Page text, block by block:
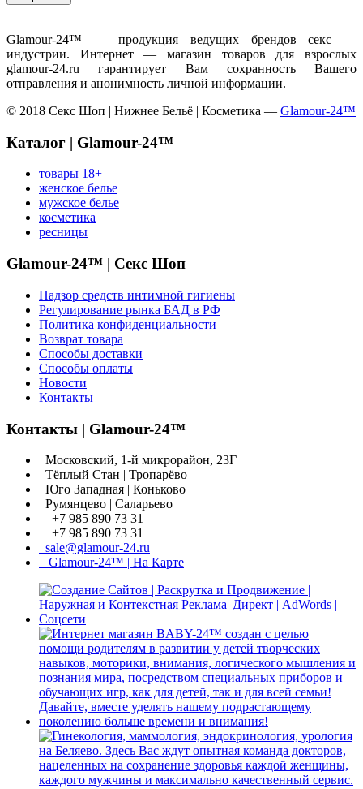
Glamour-24™ — продукция ведущих брендов секс —
индустрии. Интернет — магазин товаров для взрослых
glamour-24.ru гарантирует Вам сохранность Вашего
отправления и анонимность личной информации.
© 2018 Секс Шоп | Нижнее Бельё | Косметика — Glamour-24™
Каталог | Glamour-24™
товары 18+
женское белье
мужское белье
косметика
ресницы
Glamour-24™ | Секс Шоп
Надзор средств интимной гигиены
Регулирование рынка БАД в РФ
Политика конфиденциальности
Возврат товара
Способы доставки
Способы оплаты
Новости
Контакты
Контакты | Glamour-24™
Московский, 1-й микрорайон, 23Г
Тёплый Стан | Тропарёво
Юго Западная | Коньково
Румянцево | Саларьево
+7 985 890 73 31
+7 985 890 73 31
sale@glamour-24.ru
Glamour-24™ | На Карте